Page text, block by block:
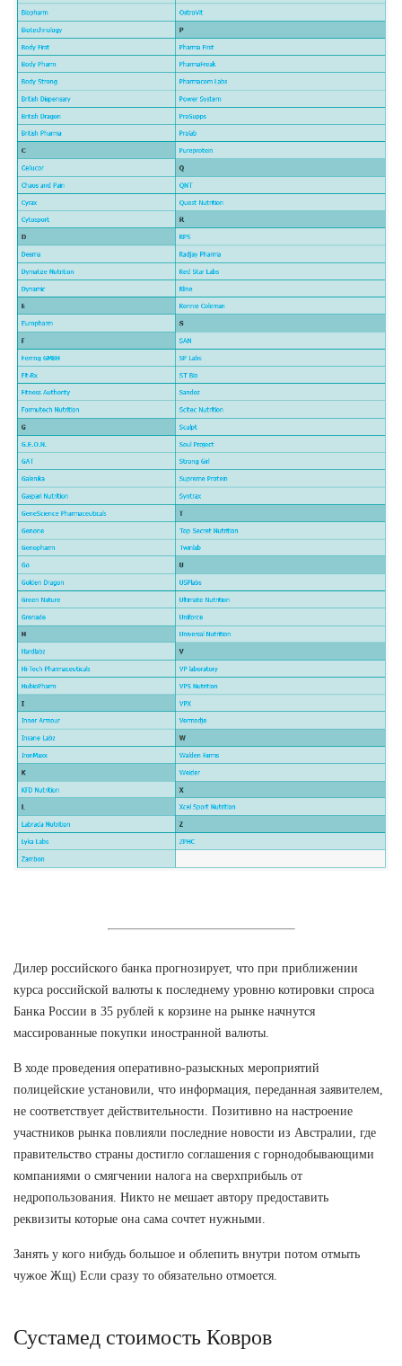
Дилер российского банка прогнозирует, что при приближении
курса российской валюты к последнему уровню котировки спроса
Банка России в 35 рублей к корзине на рынке начнутся
массированные покупки иностранной валюты.
В ходе проведения оперативно-разыскных мероприятий
полицейские установили, что информация, переданная заявителем,
не соответствует действительности. Позитивно на настроение
участников рынка повлияли последние новости из Австралии, где
правительство страны достигло соглашения с горнодобывающими
компаниями о смягчении налога на сверхприбыль от
недропользования. Никто не мешает автору предоставить
реквизиты которые она сама сочтет нужными.
Занять у кого нибудь большое и облепить внутри потом отмыть
чужое Жщ) Если сразу то обязательно отмоется.
Сустамед стоимость Ковров